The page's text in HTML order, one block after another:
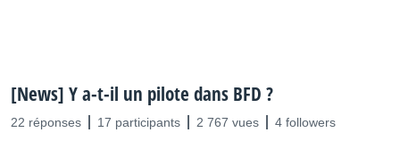
[News] Y a-t-il un pilote dans BFD ?
22 réponses 17 participants 2 767 vues 4 followers